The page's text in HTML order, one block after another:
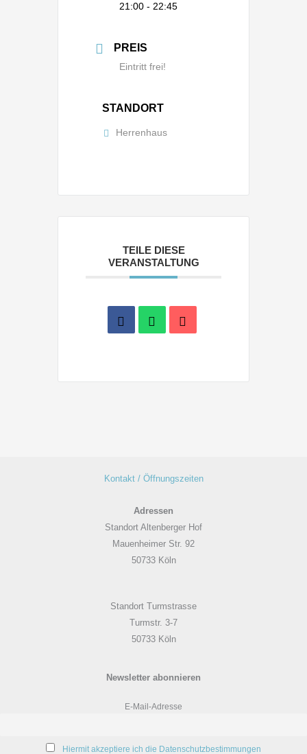
21:00 - 22:45
PREIS
Eintritt frei!
STANDORT
Herrenhaus
TEILE DIESE
VERANSTALTUNG
Kontakt / Öffnungszeiten
Adressen
Standort Altenberger Hof
Mauenheimer Str. 92
50733 Köln
Standort Turmstrasse
Turmstr. 3-7
50733 Köln
Newsletter abonnieren
E-Mail-Adresse
Hiermit akzeptiere ich die Datenschutzbestimmungen